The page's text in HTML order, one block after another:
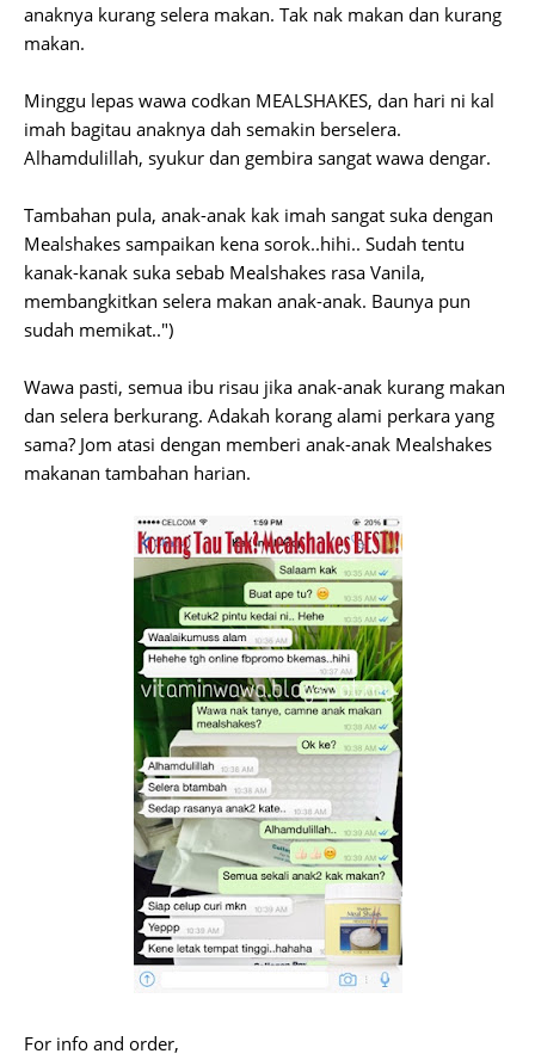
anaknya kurang selera makan. Tak nak makan dan kurang
makan.
Minggu lepas wawa codkan MEALSHAKES, dan hari ni kal
imah bagitau anaknya dah semakin berselera.
Alhamdulillah, syukur dan gembira sangat wawa dengar.
Tambahan pula, anak-anak kak imah sangat suka dengan
Mealshakes sampaikan kena sorok..hihi.. Sudah tentu
kanak-kanak suka sebab Mealshakes rasa Vanila,
membangkitkan selera makan anak-anak. Baunya pun
sudah memikat..")
Wawa pasti, semua ibu risau jika anak-anak kurang makan
dan selera berkurang. Adakah korang alami perkara yang
sama? Jom atasi dengan memberi anak-anak Mealshakes
makanan tambahan harian.
For info and order,